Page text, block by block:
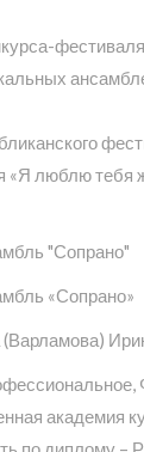
«Я люблю тебя
"Сопрано"
«Сопрано»
академия